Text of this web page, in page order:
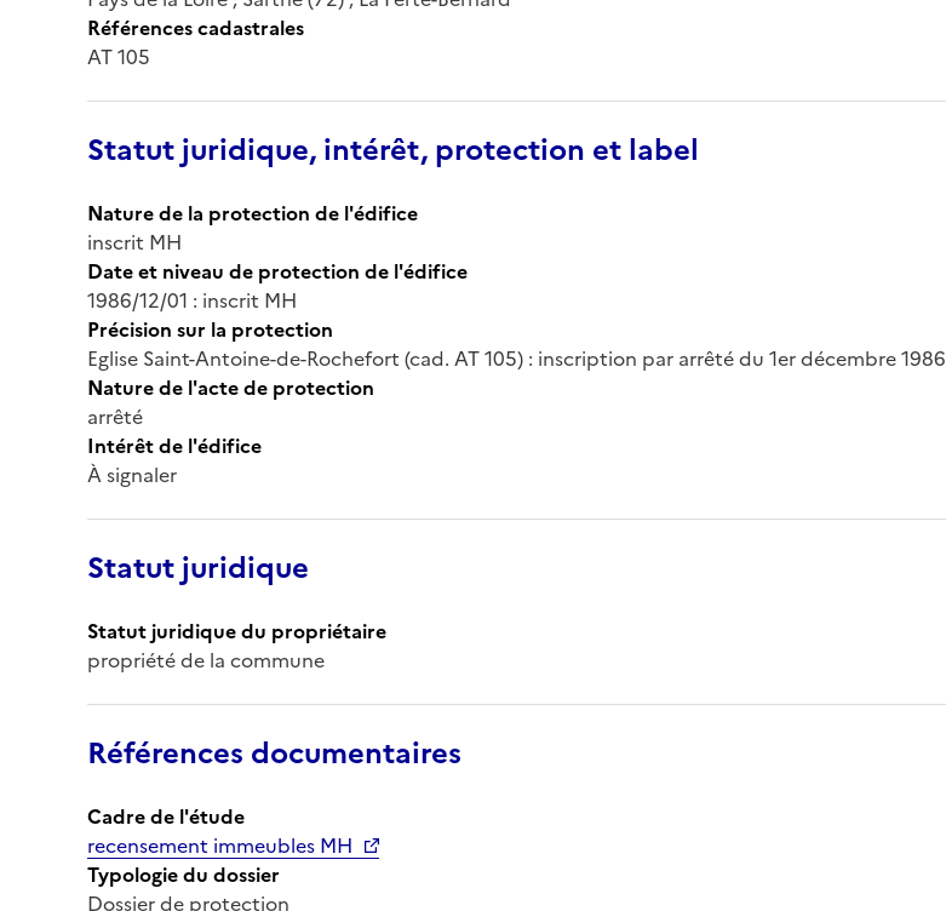
Références cadastrales
AT 105
Statut juridique, intérêt, protection et label
Nature de la protection de l'édifice
inscrit MH
Date et niveau de protection de l'édifice
1986/12/01 : inscrit MH
Précision sur la protection
Eglise Saint-Antoine-de-Rochefort (cad. AT 105) : inscription par arrêté du 1er décembre 1986
Nature de l'acte de protection
arrêté
Intérêt de l'édifice
À signaler
Statut juridique
Statut juridique du propriétaire
propriété de la commune
Références documentaires
Cadre de l'étude
recensement immeubles MH
Typologie du dossier
Dossier de protection